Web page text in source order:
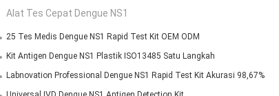
Alat Tes Cepat Dengue NS1
25 Tes Medis Dengue NS1 Rapid Test Kit OEM ODM
Kit Antigen Dengue NS1 Plastik ISO13485 Satu Langkah
Labnovation Professional Dengue NS1 Rapid Test Kit Akurasi 98,67%